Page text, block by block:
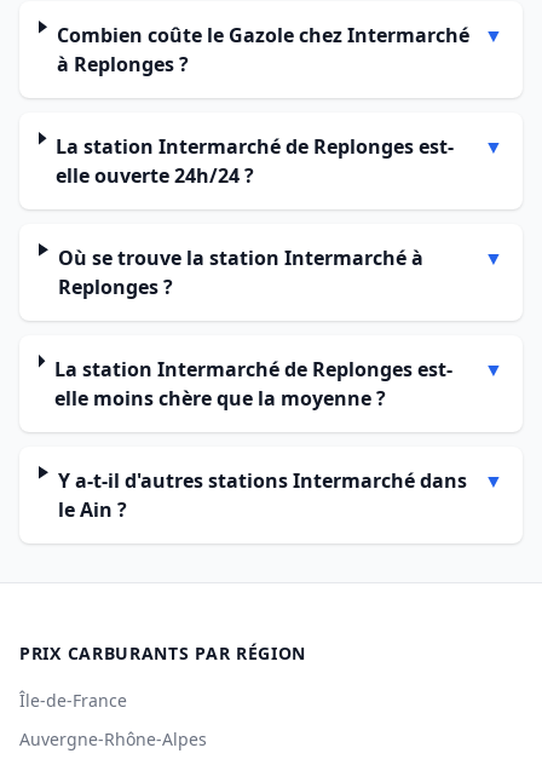
Combien coûte le Gazole chez Intermarché
à Replonges ?
▼
La station Intermarché de Replonges est-
elle ouverte 24h/24 ?
▼
Où se trouve la station Intermarché à
Replonges ?
▼
La station Intermarché de Replonges est-
elle moins chère que la moyenne ?
▼
Y a-t-il d'autres stations Intermarché dans
le Ain ?
▼
PRIX CARBURANTS PAR RÉGION
Île-de-France
Auvergne-Rhône-Alpes